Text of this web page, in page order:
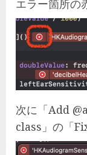
エラー箇所の
次に「Add
class」の「